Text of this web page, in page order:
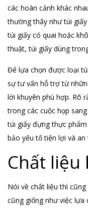
các hoàn cảnh khác
thường thấy như túi
túi giấy có quai hoặc
thuật, túi giấy dùng
Để lựa chọn được loại
sự tư vấn hỗ trợ từ
lời khuyên phù hợp. Rõ
trong các cuộc họp
túi giấy đựng thực
bảo yếu tố tiện lợi và an
Chất liệu
Nói về chất liệu thì
cũng giống như việc lựa